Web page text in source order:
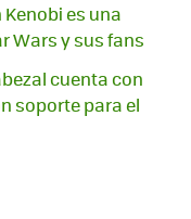
es una
Wars y sus fans
cuenta con
soporte para el